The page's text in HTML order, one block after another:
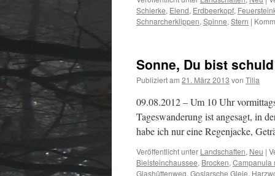
Schierke, Elend, Erdbeerkopf,
Schnarcherklippen, Spinne, Stern |
Sonne, Du bist
Publiziert am 21. März 2013 von Tilia
09.08.2012 – Um 10 Uhr
Tageswanderung ist angesagt, in
habe ich nur eine Regenjacke,
Veröffentlicht unter Landschaften, Neu |
Bielsteinchaussee, Brocken, Campanula
Glashüttenweg, Goslarsche Gleie,